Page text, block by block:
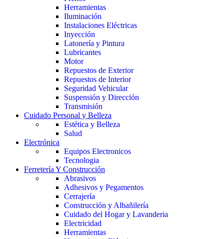
Herramientas
Iluminación
Instalaciones Eléctricas
Inyección
Latonería y Pintura
Lubricantes
Motor
Repuestos de Exterior
Repuestos de Interior
Seguridad Vehicular
Suspensión y Dirección
Transmisión
Cuidado Personal y Belleza
Estética y Belleza
Salud
Electrónica
Equipos Electronicos
Tecnologia
Ferretería Y Construcción
Abrasivos
Adhesivos y Pegamentos
Cerrajería
Construcción y Albañilería
Cuidado del Hogar y Lavanderia
Electricidad
Herramientas